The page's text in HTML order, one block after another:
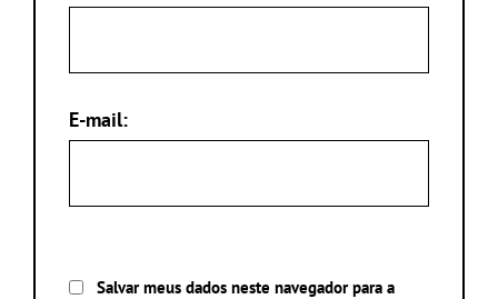
E-mail:
Salvar meus dados neste navegador para a